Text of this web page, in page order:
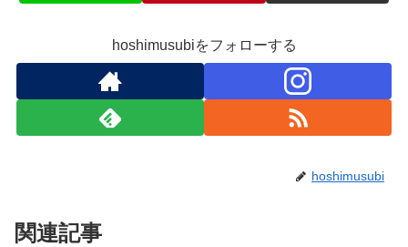
hoshimusubiをフォローする
hoshimusubi
関連記事